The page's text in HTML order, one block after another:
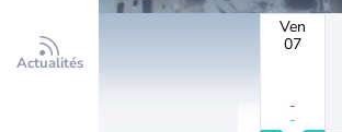
Actualités
Ven
07
-
-